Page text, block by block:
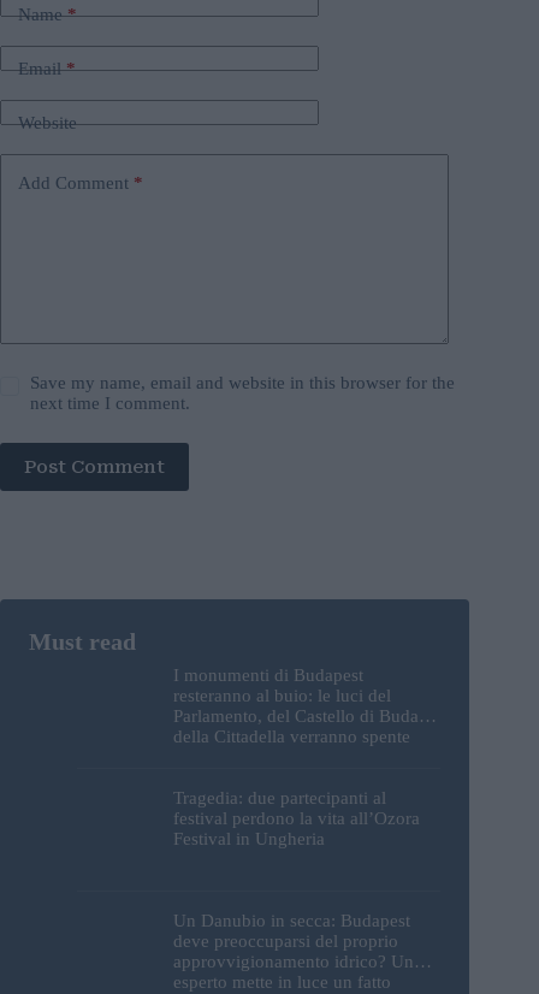
Name*
Email*
Website
Add Comment *
Save my name, email and website in this browser for the
next time I comment.
Post Comment
I monumenti di Budapest
resteranno al buio: le luci del
Parlamento, del Castello di Buda e
della Cittadella verranno spente
Tragedia: due partecipanti al
festival perdono la vita all’Ozora
Festival in Ungheria
Un Danubio in secca: Budapest
deve preoccuparsi del proprio
approvvigionamento idrico? Un
esperto mette in luce un fatto